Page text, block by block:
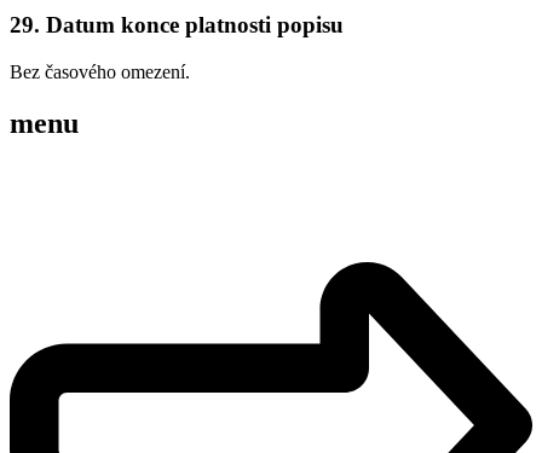
29. Datum konce platnosti popisu
Bez časového omezení.
menu